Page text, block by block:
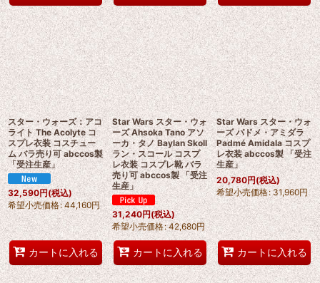
スター・ウォーズ：アコ
ライト The Acolyte コ
スプレ衣装 コスチュー
ム バラ売り可 abccos製
「受注生産」
32,590円(税込)
希望小売価格: 44,160円
カートに入れる
Star Wars スター・ウォ
ーズ Ahsoka Tano アソ
ーカ・タノ Baylan Skoll
ラン・スコール コスプ
レ衣装 コスプレ靴 バラ
売り可 abccos製 「受注
生産」
31,240円(税込)
希望小売価格: 42,680円
カートに入れる
Star Wars スター・ウォ
ーズ パドメ・アミダラ
Padmé Amidala コスプ
レ衣装 abccos製 「受注
生産」
20,780円(税込)
希望小売価格: 31,960円
カートに入れる